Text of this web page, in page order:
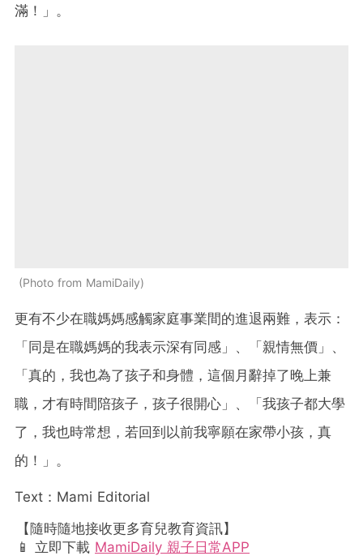
滿！」。
Photo from MamiDaily
更有不少在職媽媽感觸家庭事業間的進退兩難，表示：
「同是在職媽媽的我表示深有同感」、「親情無價」、
「真的，我也為了孩子和身體，這個月辭掉了晚上兼
職，才有時間陪孩子，孩子很開心」、「我孩子都大學
了，我也時常想，若回到以前我寧願在家帶小孩，真
的！」。
Text：Mami Editorial
【隨時隨地接收更多育兒教育資訊】
📱 立即下載 MamiDaily 親子日常APP